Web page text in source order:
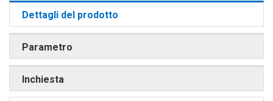
Dettagli del prodotto
Parametro
Inchiesta